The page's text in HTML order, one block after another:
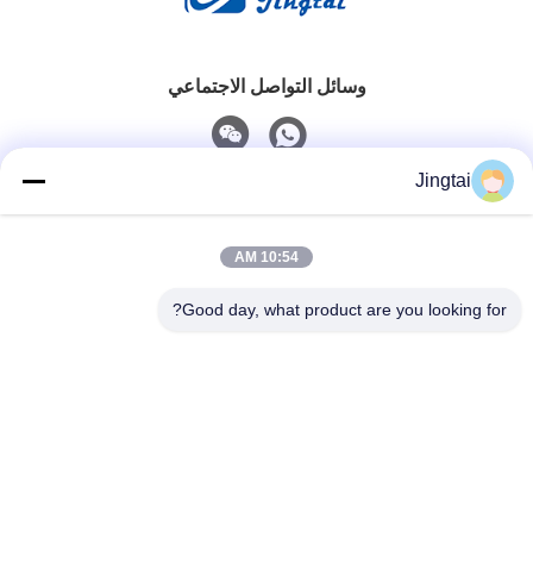
وسائل التواصل الاجتماعي
0086-755-27491128
Jingtai
10:54 AM
Good day, what product are you looking for?